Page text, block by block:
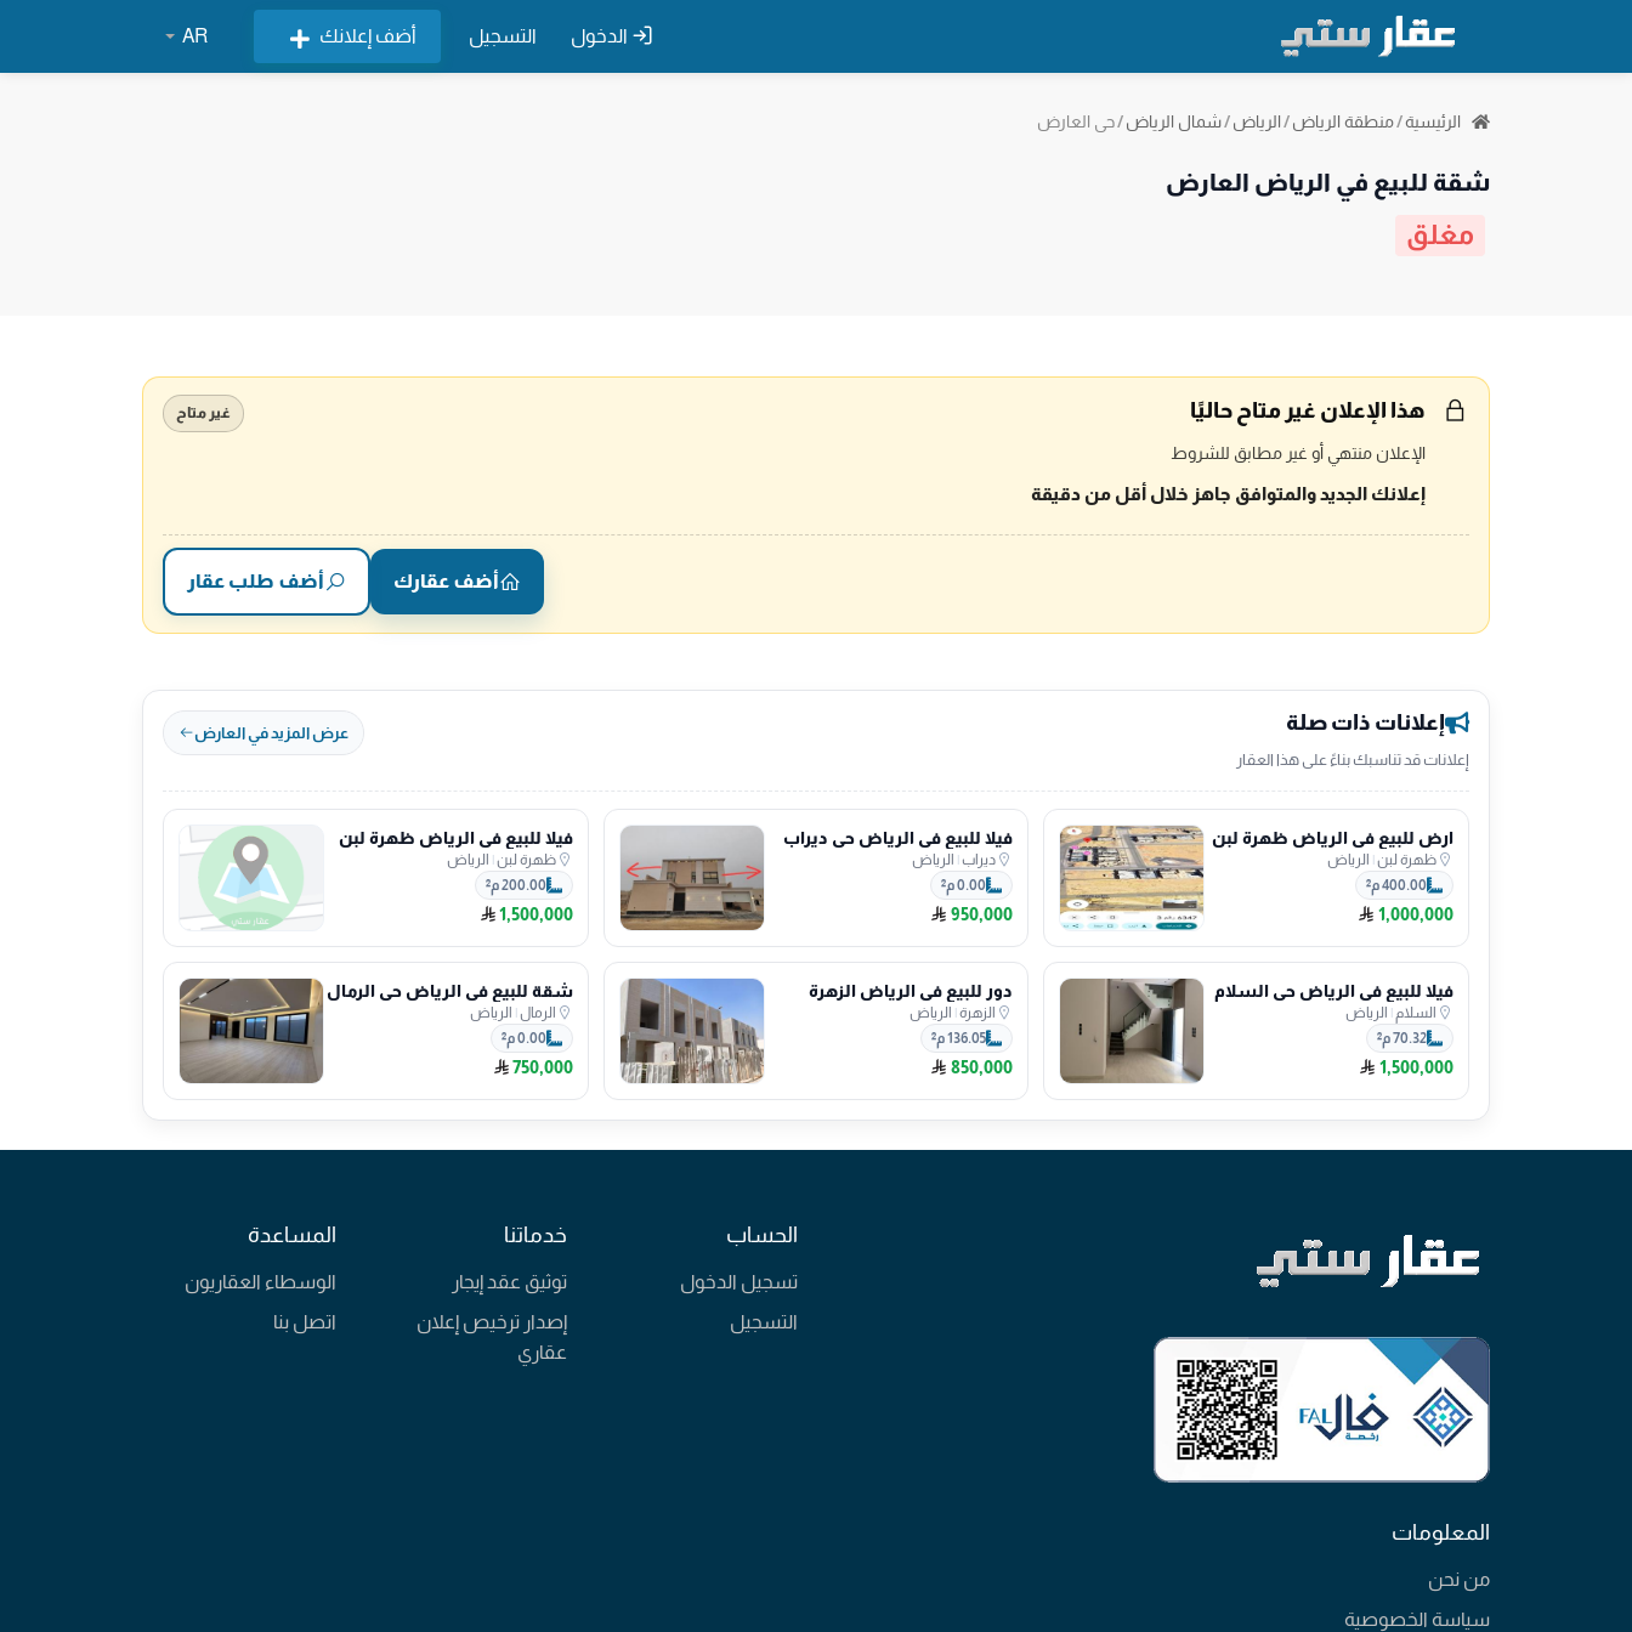
الدخول التسجيل أضف إعلانك AR
الرئيسية/منطقة الرياض/الرياض/شمال الرياض/حي العارض
شقة للبيع في الرياض العارض
مغلق
هذا الإعلان غير متاح حاليًا غير متاح
الإعلان منتهي أو غير مطابق للشروط
إعلانك الجديد والمتوافق جاهز خلال أقل من دقيقة
أضف عقارك أضف طلب عقار
إعلانات ذات صلة
إعلانات قد تناسبك بناءً على هذا العقار
عرض المزيد في العارض
ارض للبيع في الرياض ظهرة لبن
ظهرة لبن| الرياض
400.00 م²
1,000,000
فيلا للبيع في الرياض حي ديراب
ديراب| الرياض
0.00 م²
950,000
فيلا للبيع في الرياض ظهرة لبن
ظهرة لبن| الرياض
200.00 م²
1,500,000
فيلا للبيع في الرياض حي السلام
السلام | الرياض
70.32 م²
1,500,000
دور للبيع في الرياض الزهرة
الزهرة| الرياض
136.05 م²
850,000
شقة للبيع في الرياض حي الرمال
الرمال| الرياض
0.00 م²
750,000
الحساب
تسجيل الدخول
التسجيل
خدماتنا
توثيق عقد إيجار
إصدار ترخيص إعلان
عقاري
المساعدة
الوسطاء العقاريون
اتصل بنا
المعلومات
من نحن
سياسة الخصوصية